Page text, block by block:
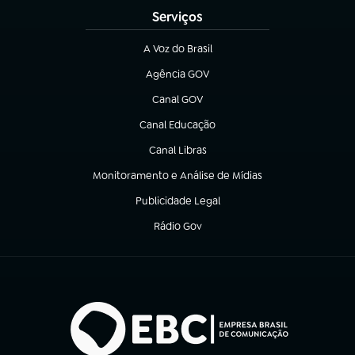
Serviços
A Voz do Brasil
(abre em nova aba)
Agência GOV
(abre em nova aba)
Canal GOV
(abre em nova aba)
Canal Educação
(abre em nova aba)
Canal Libras
(abre em nova aba)
Monitoramento e Análise de Mídias
(abre em nova aba)
Publicidade Legal
(abre em nova aba)
Rádio Gov
(abre em nova aba)